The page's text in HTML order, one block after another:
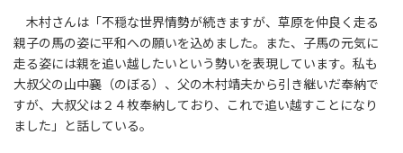
木村さんは「不穏な世界情勢が続きますが、草原を仲良く走る
親子の馬の姿に平和への願いを込めました。また、子馬の元気に
走る姿には親を追い越したいという勢いを表現しています。私も
大叔父の山中襄（のぼる）、父の木村靖夫から引き継いだ奉納で
すが、大叔父は２４枚奉納しており、これで追い越すことになり
ました」と話している。